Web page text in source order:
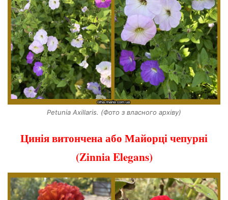
Petunia Axillaris. (Фото з власного архіву)
Цинія витончена або Майорці чепурні
(Zinnia Elegans)